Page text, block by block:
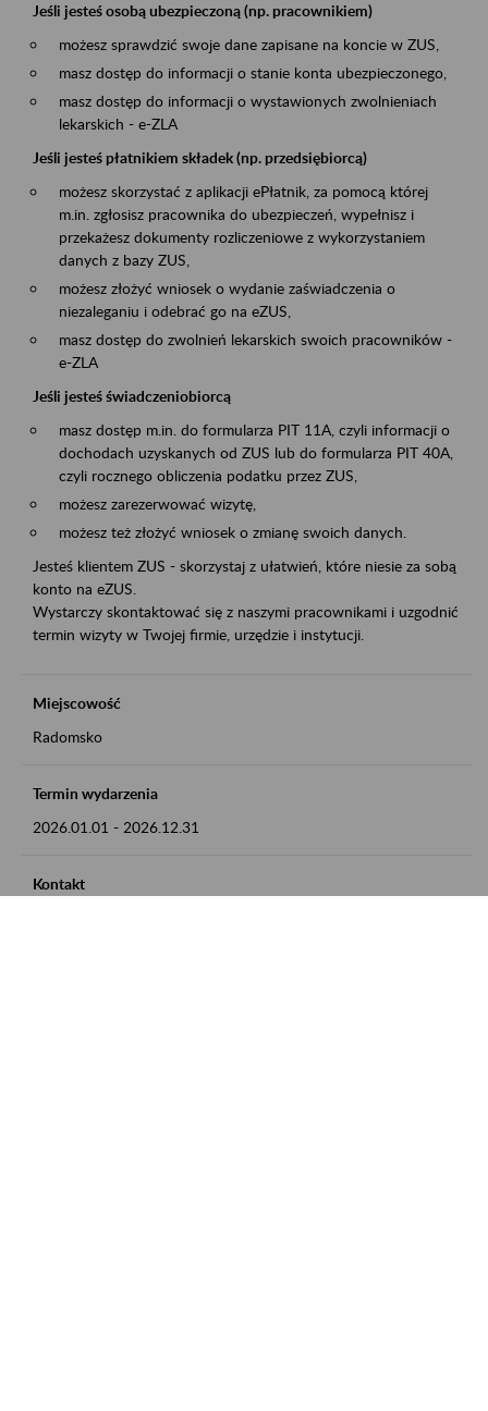
Jeśli jesteś osobą ubezpieczoną (np. pracownikiem)
możesz sprawdzić swoje dane zapisane na koncie w ZUS,
masz dostęp do informacji o stanie konta ubezpieczonego,
masz dostęp do informacji o wystawionych zwolnieniach
lekarskich - e-ZLA
Jeśli jesteś płatnikiem składek (np. przedsiębiorcą)
możesz skorzystać z aplikacji ePłatnik, za pomocą której
m.in. zgłosisz pracownika do ubezpieczeń, wypełnisz i
przekażesz dokumenty rozliczeniowe z wykorzystaniem
danych z bazy ZUS,
możesz złożyć wniosek o wydanie zaświadczenia o
niezaleganiu i odebrać go na eZUS,
masz dostęp do zwolnień lekarskich swoich pracowników -
e-ZLA
Jeśli jesteś świadczeniobiorcą
masz dostęp m.in. do formularza PIT 11A, czyli informacji o
dochodach uzyskanych od ZUS lub do formularza PIT 40A,
czyli rocznego obliczenia podatku przez ZUS,
możesz zarezerwować wizytę,
możesz też złożyć wniosek o zmianę swoich danych.
Jesteś klientem ZUS - skorzystaj z ułatwień, które niesie za sobą
konto na eZUS.
Wystarczy skontaktować się z naszymi pracownikami i uzgodnić
termin wizyty w Twojej firmie, urzędzie i instytucji.
Miejscowość
Radomsko
Termin wydarzenia
2026.01.01 - 2026.12.31
Kontakt